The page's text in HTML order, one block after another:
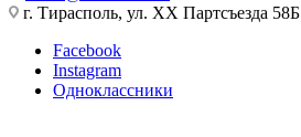
г. Тирасполь, ул. ХХ Партсъезда 58Б
Facebook
Instagram
Одноклассники